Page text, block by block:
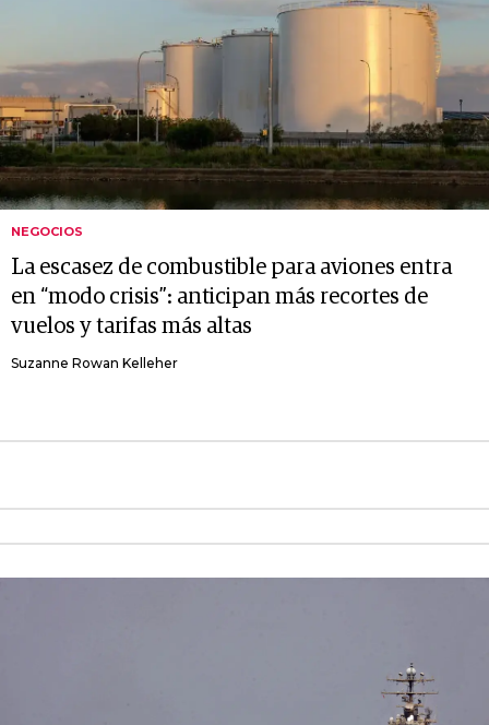
NEGOCIOS
La escasez de combustible para aviones entra
en “modo crisis”: anticipan más recortes de
vuelos y tarifas más altas
Suzanne Rowan Kelleher